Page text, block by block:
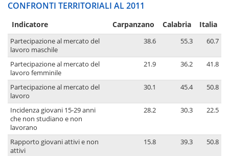
CONFRONTI TERRITORIALI AL 2011
Indicatore Carpanzano Calabria Italia
Partecipazione al mercato del
lavoro maschile
38.6 55.3 60.7
Partecipazione al mercato del
lavoro femminile
21.9 36.2 41.8
Partecipazione al mercato del
lavoro
30.1 45.4 50.8
Incidenza giovani 15-29 anni
che non studiano e non
lavorano
28.2 30.3 22.5
Rapporto giovani attivi e non
attivi
15.8 39.3 50.8